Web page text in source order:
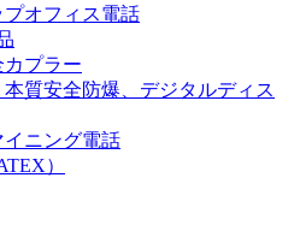
プオフィス電話
プラー
質安全防爆、デジタルディス
イニング電話
）